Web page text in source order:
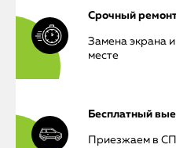
Срочный
Замена экрана
месте
Бесплатный
Приезжаем в